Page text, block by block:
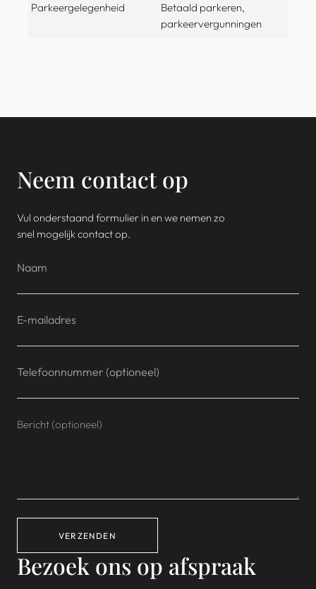
Parkeergelegenheid
Betaald parkeren,
parkeervergunningen
Neem contact op
Vul onderstaand formulier in en we nemen zo
snel mogelijk contact op.
VERZENDEN
Bezoek ons op afspraak